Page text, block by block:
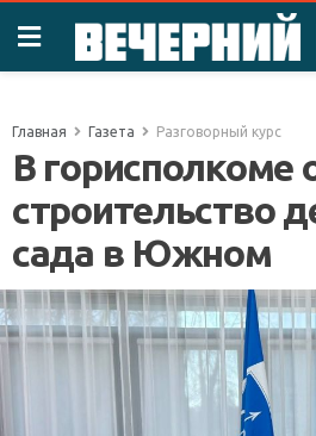
Главная Газета Разговорный курс
В горисполкоме
строительство
сада в Южном